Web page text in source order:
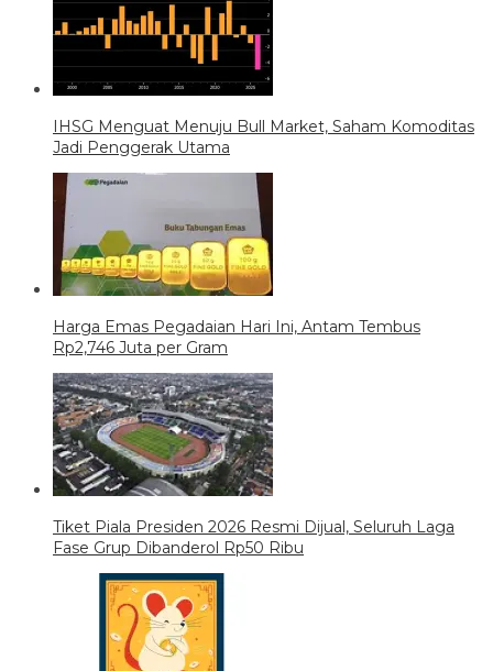
IHSG Menguat Menuju Bull Market, Saham Komoditas
Jadi Penggerak Utama
Harga Emas Pegadaian Hari Ini, Antam Tembus
Rp2,746 Juta per Gram
Tiket Piala Presiden 2026 Resmi Dijual, Seluruh Laga
Fase Grup Dibanderol Rp50 Ribu